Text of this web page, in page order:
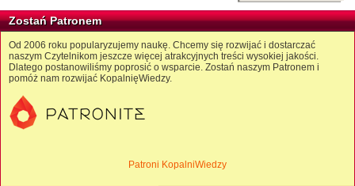
Zostań Patronem
Od 2006 roku popularyzujemy naukę. Chcemy się rozwijać i dostarczać
naszym Czytelnikom jeszcze więcej atrakcyjnych treści wysokiej jakości.
Dlatego postanowiliśmy poprosić o wsparcie. Zostań naszym Patronem i
pomóż nam rozwijać KopalnięWiedzy.
Patroni KopalniWiedzy